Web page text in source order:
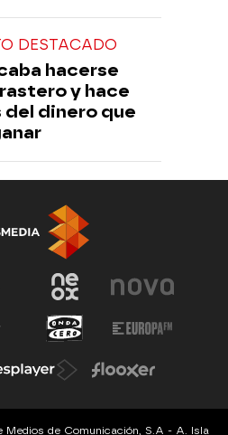
DESTACADO
hacerse
y hace
del dinero que
de Comunicación, S.A - A. Isla